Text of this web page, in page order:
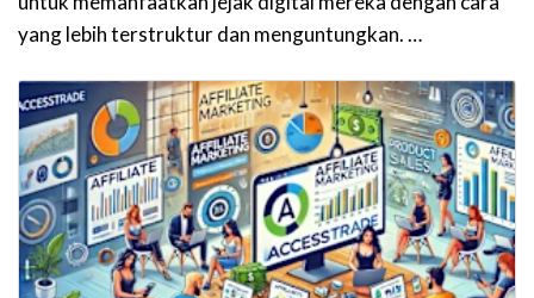
yang lebih terstruktur dan menguntungkan. …